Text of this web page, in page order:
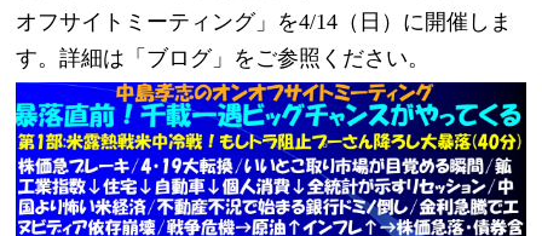
オフサイトミーティング」を4/14（日）に開催しま
す。詳細は「ブログ」をご参照ください。